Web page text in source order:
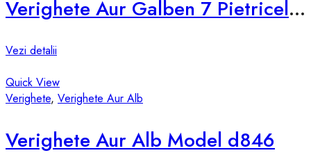
Verighete Aur Galben 7 Pietricele d855-g
Vezi detalii
Quick View
Verighete, Verighete Aur Alb
Verighete Aur Alb Model d846